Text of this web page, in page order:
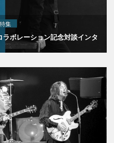
特集
ボレーション記念対談インタ